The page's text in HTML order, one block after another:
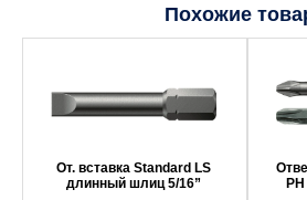
Похожие
От. вставка Standard LS
длинный шлиц 5/16”
несколько
вариаций.
выбрать
РН
имеет